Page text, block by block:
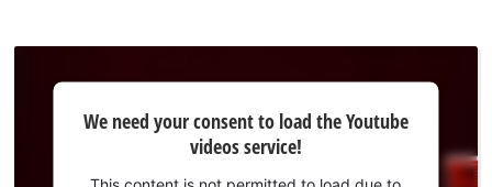
We need your consent to load the Youtube
videos service!